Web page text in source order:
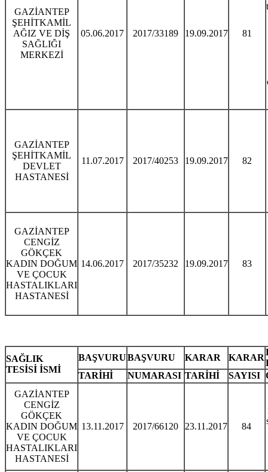
GAZİANTEP
ŞEHİTKAMİL
AĞIZ VE DİŞ
SAĞLIĞI
MERKEZİ
05.06.2017 2017/33189 19.09.2017 81
GAZİANTEP
ŞEHİTKAMİL
DEVLET
HASTANESİ
11.07.2017 2017/40253 19.09.2017 82
GAZİANTEP
CENGİZ
GÖKÇEK
KADIN DOĞUM
VE ÇOCUK
HASTALIKLARI
HASTANESİ
14.06.2017 2017/35232 19.09.2017 83
SAĞLIK
TESİSİ İSMİ
BAŞVURUBAŞVURU KARAR KARAR
TARİHİ
NUMARASI TARİHİ SAYISI
GAZİANTEP
CENGİZ
GÖKÇEK
KADIN DOĞUM
VE ÇOCUK
HASTALIKLARI
HASTANESİ
13.11.2017 2017/66120 23.11.2017 84